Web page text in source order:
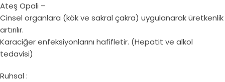
Ateş Opali –
Cinsel organlara (kök ve sakral çakra) uygulanarak üretkenlik
artırılır.
Karaciğer enfeksiyonlarını hafifletir. (Hepatit ve alkol
tedavisi)
Ruhsal :